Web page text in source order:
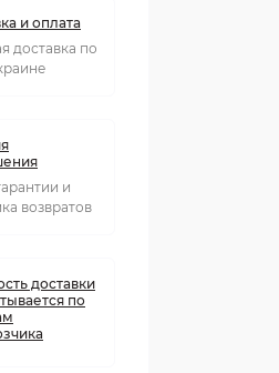
и оплата
доставка по
и
возвратов
доставки
по